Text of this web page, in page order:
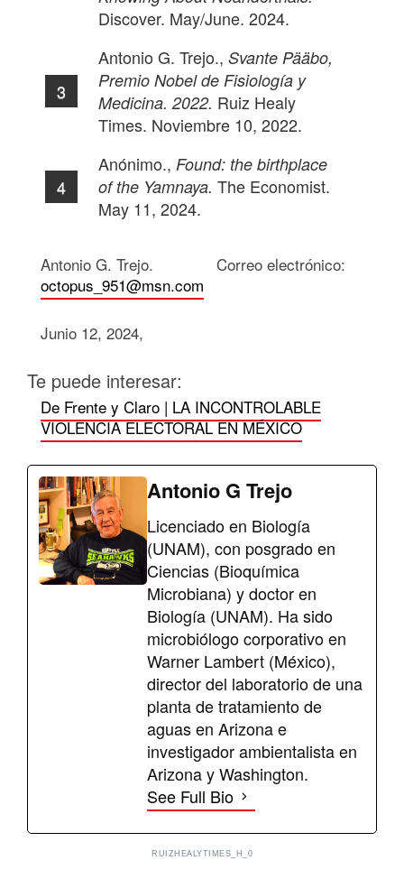
Discover. May/June. 2024.
Antonio G. Trejo.,Svante Pääbo,
Premio Nobel de Fisiología y
Medicina. 2022. Ruiz Healy
Times. Noviembre 10, 2022.
Anónimo.,Found: the birthplace
of the Yamnaya.The Economist.
May 11, 2024.
Antonio G. Trejo. Correo electrónico:
octopus_951@msn.com
Junio 12, 2024,
Te puede interesar:
De Frente y Claro | LA INCONTROLABLE
VIOLENCIA ELECTORAL EN MÉXICO
Antonio G Trejo
Licenciado en Biología
(UNAM), con posgrado en
Ciencias (Bioquímica
Microbiana) y doctor en
Biología (UNAM). Ha sido
microbiólogo corporativo en
Warner Lambert (México),
director del laboratorio de una
planta de tratamiento de
aguas en Arizona e
investigador ambientalista en
Arizona y Washington.
See Full Bio
RUIZHEALYTIMES_H_0